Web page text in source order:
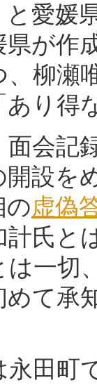
と愛
県が作
、柳瀬
あり得
会記
開設を
の虚偽
計氏と
は一切
めて承
田町